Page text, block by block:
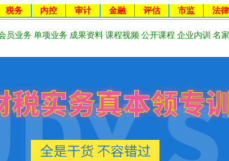
税务 内控 审计 金融 评估 市监 法律
员业务 单项业务 成果资料 课程视频 公开课程 企业内训 名